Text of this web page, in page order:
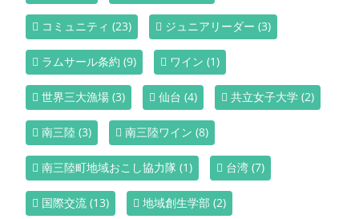
コミュニティ (23) ジュニアリーダー (3)
ラムサール条約 (9) ワイン (1)
世界三大漁場 (3) 仙台 (4) 共立女子大学 (2)
南三陸 (3) 南三陸ワイン (8)
南三陸町地域おこし協力隊 (1) 台湾 (7)
国際交流 (13) 地域創生学部 (2)